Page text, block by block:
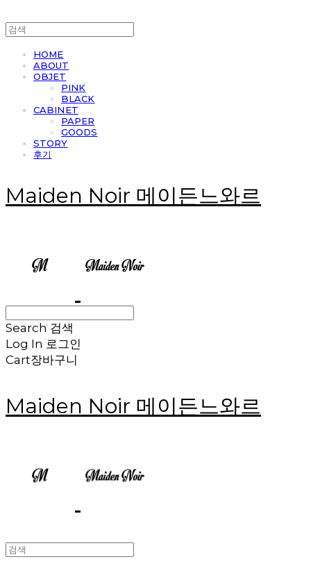
HOME
ABOUT
OBJET
PINK
BLACK
CABINET
PAPER
GOODS
STORY
후기
Maiden Noir 메이든느와르
Search 검색
Log In 로그인
Cart장바구니
Maiden Noir 메이든느와르